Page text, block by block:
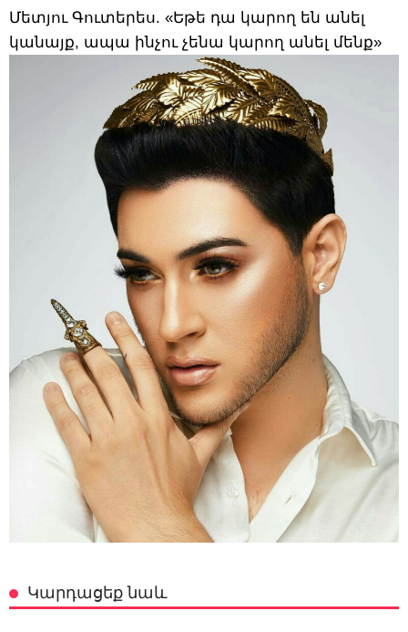
Մետյու Գուտերես. «Եթե դա կարող են անել
կանայք, ապա ինչու չենա կարող անել մենք»
Կարդացեք նաև